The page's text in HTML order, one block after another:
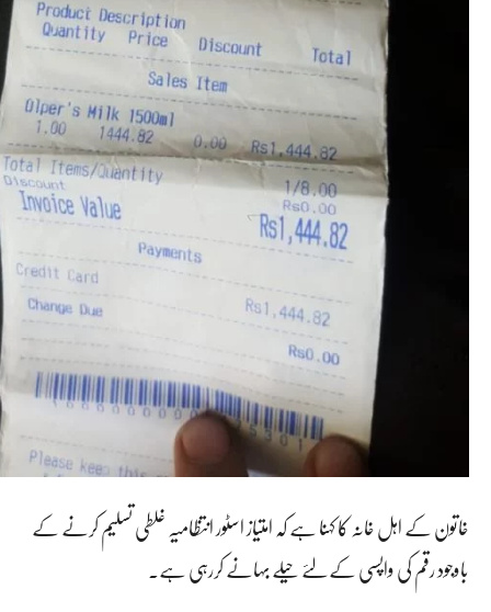
خاتون کے اہل خانہ کا کہنا ہے کہ امتیاز اسٹور انتظامیہ غلطی تسلیم کرنے کے
باوجود رقم کی واپسی کے لئے حیلے بہانے کررہی ہے۔